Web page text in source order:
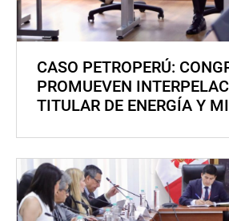
CASO PETROPERÚ:
PROMUEVEN
TITULAR DE ENERGÍA Y